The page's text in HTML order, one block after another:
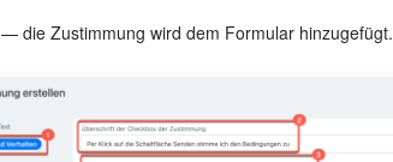
— die Zustimmung wird dem Formular hinzugefügt.